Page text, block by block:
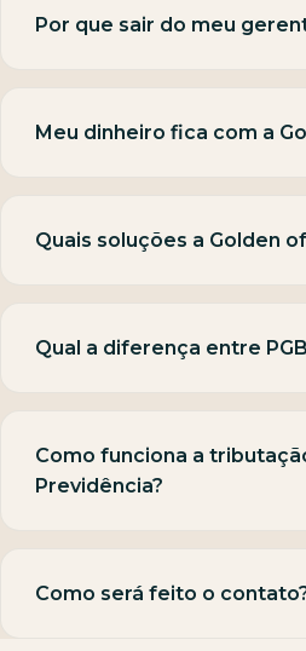
Por que sair do meu
Meu dinheiro fica com a
Quais soluções a Golden
Qual a diferença entre
Como funciona a
Previdência?
Como será feito o